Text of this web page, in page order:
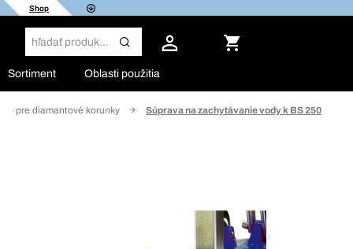
Shop
Sortiment Oblasti použitia
pre diamantové korunky Súprava na zachytávanie vody k BS 250